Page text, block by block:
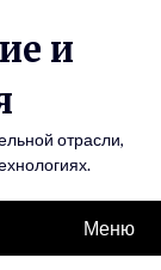
и
отрасли,
Меню